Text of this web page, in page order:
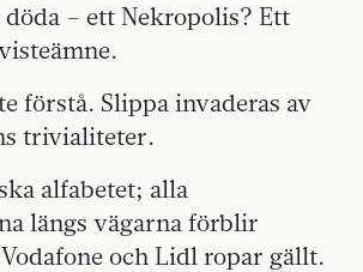
– ett Nekropolis? Ett
förstå. Slippa invaderas av
trivialiteter.
alfabetet; alla
längs vägarna förblir
och Lidl ropar gällt.